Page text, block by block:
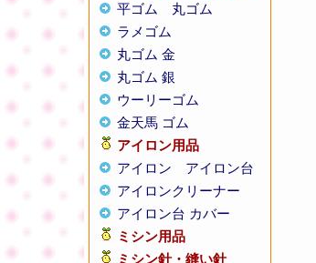
平ゴム
丸ゴム
ラメゴム
丸ゴム 金
丸ゴム 銀
ウーリーゴム
金天馬 ゴム
アイロン用品
アイロン
アイロン台
アイロンクリーナー
アイロン台 カバー
ミシン用品
ミシン針・縫い針